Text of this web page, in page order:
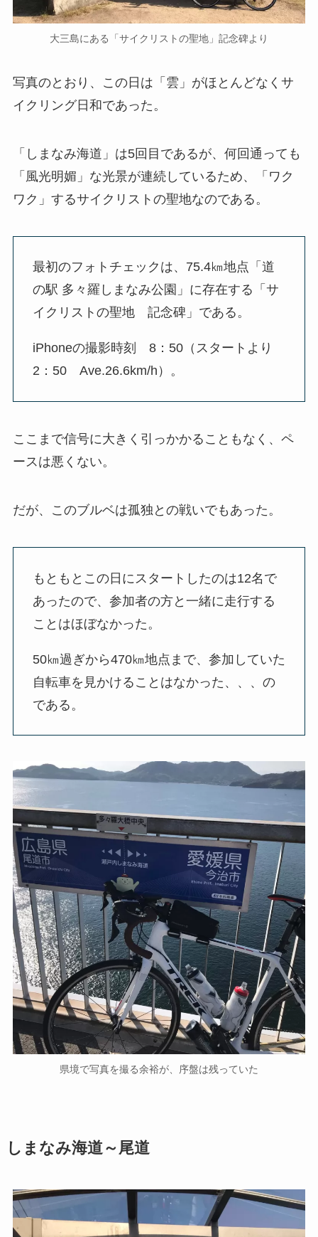
大三島にある「サイクリストの聖地」記念碑より
写真のとおり、この日は「雲」がほとんどなくサ
イクリング日和であった。
「しまなみ海道」は5回目であるが、何回通っても
「風光明媚」な光景が連続しているため、「ワク
ワク」するサイクリストの聖地なのである。
最初のフォトチェックは、75.4㎞地点「道
の駅 多々羅しまなみ公園」に存在する「サ
イクリストの聖地 記念碑」である。
iPhoneの撮影時刻 8：50（スタートより
2：50 Ave.26.6km/h）。
ここまで信号に大きく引っかかることもなく、ペ
ースは悪くない。
だが、このブルベは孤独との戦いでもあった。
もともとこの日にスタートしたのは12名で
あったので、 参加者の方と一緒に走行する
ことはほぼなかった。
50㎞過ぎから470㎞地点まで、参加していた
自転車を見かけることはなかった、、、の
である 。
県境で写真を撮る余裕が、序盤は残っていた
しまなみ海道～尾道